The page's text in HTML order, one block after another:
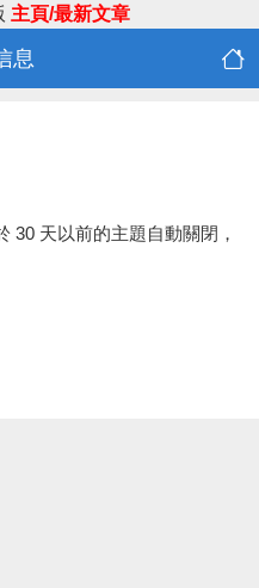
主頁/最新文章
息
30 天以前的主題自動關閉，